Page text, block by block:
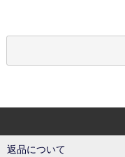
返品について